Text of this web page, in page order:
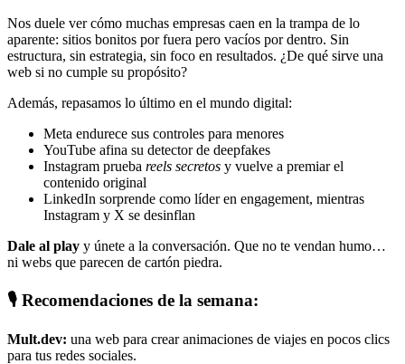
Nos duele ver cómo muchas empresas caen en la trampa de lo
aparente: sitios bonitos por fuera pero vacíos por dentro. Sin
estructura, sin estrategia, sin foco en resultados. ¿De qué sirve una
web si no cumple su propósito?
Además, repasamos lo último en el mundo digital:
Meta endurece sus controles para menores
YouTube afina su detector de deepfakes
Instagram prueba reels secretos y vuelve a premiar el
contenido original
LinkedIn sorprende como líder en engagement, mientras
Instagram y X se desinflan
Dale al play y únete a la conversación. Que no te vendan humo…
ni webs que parecen de cartón piedra.
🎙️ Recomendaciones de la semana:
Mult.dev: una web para crear animaciones de viajes en pocos clics
para tus redes sociales.